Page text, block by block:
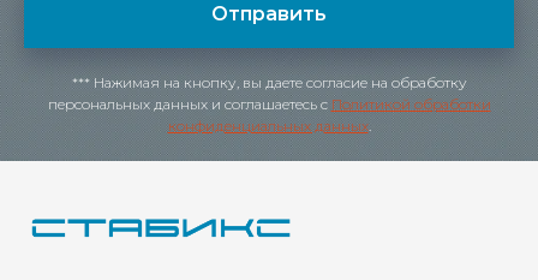
Отправить
*** Нажимая на кнопку, вы даете согласие на обработку
персональных данных и соглашаетесь c Политикой обработки
конфиденциальных данных.